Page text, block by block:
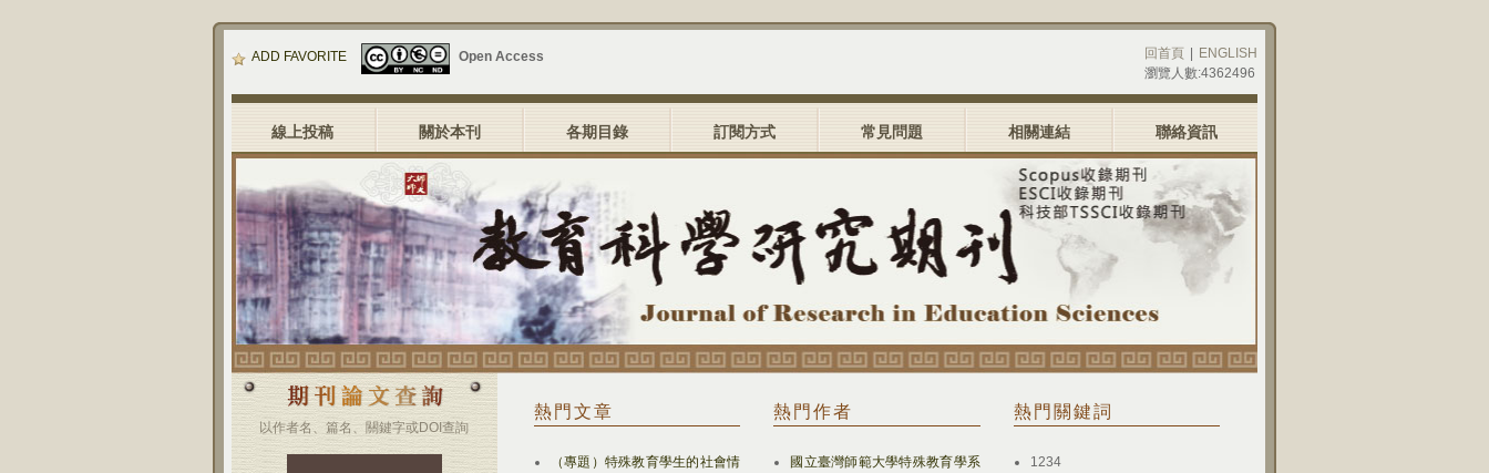
ADD FAVORITE Open Access 回首頁
ENGLISH
瀏覽人數:4362496
線上投稿 關於本刊 各期目錄 訂閱方式 常見問題 相關連結 聯絡資訊
以作者名、篇名、關鍵字或DOI查詢
熱門文章
（專題）特殊教育學生的社會情
熱門作者
國立臺灣師範大學特殊教育學系
熱門關鍵詞
1234